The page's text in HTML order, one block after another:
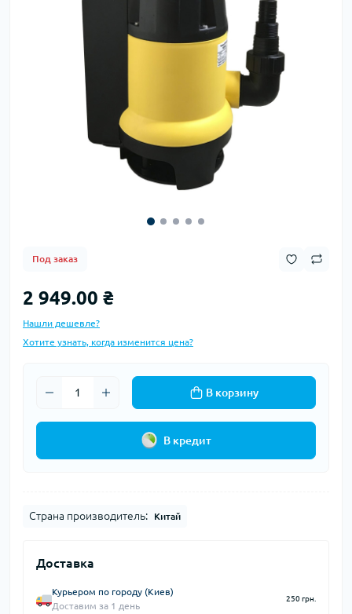
Под заказ
2 949.00 ₴
Нашли дешевле?
Хотите узнать, когда изменится цена?
В корзину
В кредит
Страна производитель: Китай
Доставка
Курьером по городу (Киев)
Доставим за 1 день
250 грн.